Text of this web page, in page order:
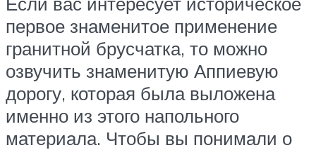
первое знаменитое применение
гранитной брусчатка, то можно
озвучить знаменитую Аппиевую
дорогу, которая была выложена
именно из этого напольного
материала. Чтобы вы понимали о